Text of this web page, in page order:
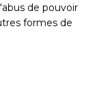
de pouvoir
formes de